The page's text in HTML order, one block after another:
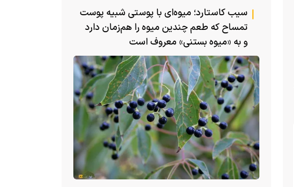
سیب کاستارد؛ میوه‌ای با پوستی شبیه پوست
تمساح که طعم چندین میوه را هم‌زمان دارد
و به «میوه بستنی» معروف است